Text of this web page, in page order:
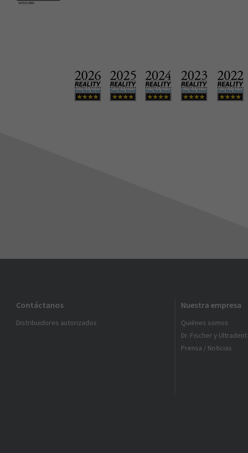
Contáctanos
Distribuidores autorizados
Nuestra empresa
Quiénes somos
Dr. Fischer y Ultradent
Prensa / Noticias